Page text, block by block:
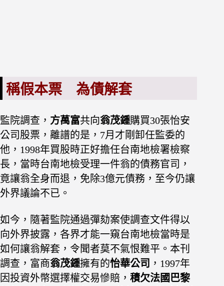
稱假本票 為債解套
監院調查， 方萬富共向翁茂鍾購買30張怡安
公司股票，離譜的是，7月才剛卸任監委的
他，1998年買股時正好擔任台南地檢署檢察
長，當時台南地檢受理一件翁的債務官司，
竟讓翁全身而退，免除3億元債務，至今仍讓
外界議論不已。
如今，隨著監院通過彈劾案使調查文件得以
向外界披露，各界才能一窺台南地檢當時是
如何讓翁解套，令聞者莫不氣恨難平。本刊
調查，富商翁茂鍾擁有的怡華公司 ，1997年
因投資外幣選擇權交易慘賠， 積欠法國巴黎